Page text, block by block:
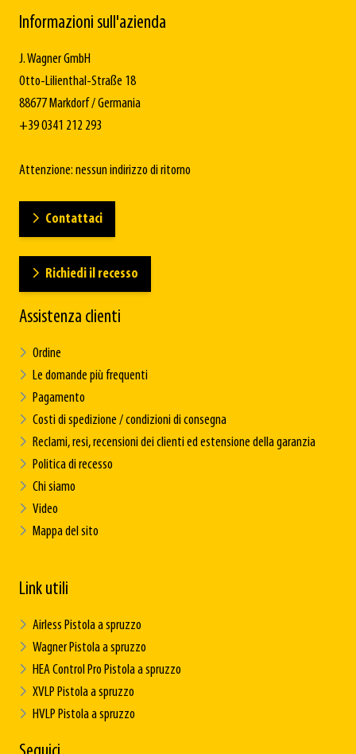
Informazioni sull'azienda
J. Wagner GmbH
Otto-Lilienthal-Straße 18
88677 Markdorf / Germania
+39 0341 212 293
Attenzione: nessun indirizzo di ritorno
Contattaci
Richiedi il recesso
Assistenza clienti
Ordine
Le domande più frequenti
Pagamento
Costi di spedizione / condizioni di consegna
Reclami, resi, recensioni dei clienti ed estensione della garanzia
Politica di recesso
Chi siamo
Video
Mappa del sito
Link utili
Airless Pistola a spruzzo
Wagner Pistola a spruzzo
HEA Control Pro Pistola a spruzzo
XVLP Pistola a spruzzo
HVLP Pistola a spruzzo